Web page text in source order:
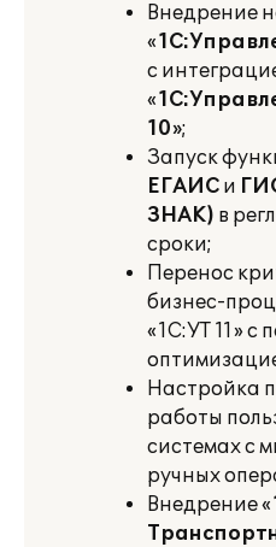
Внедрение
«1С:У
с
«1С:У
10»;
Запуск
ЕГАИС и
ЗНАК) в
сроки;
Перенос
бизнес-
«1С:УТ 11» с
Настройка
работы
системах с
ручных
Внедрение «